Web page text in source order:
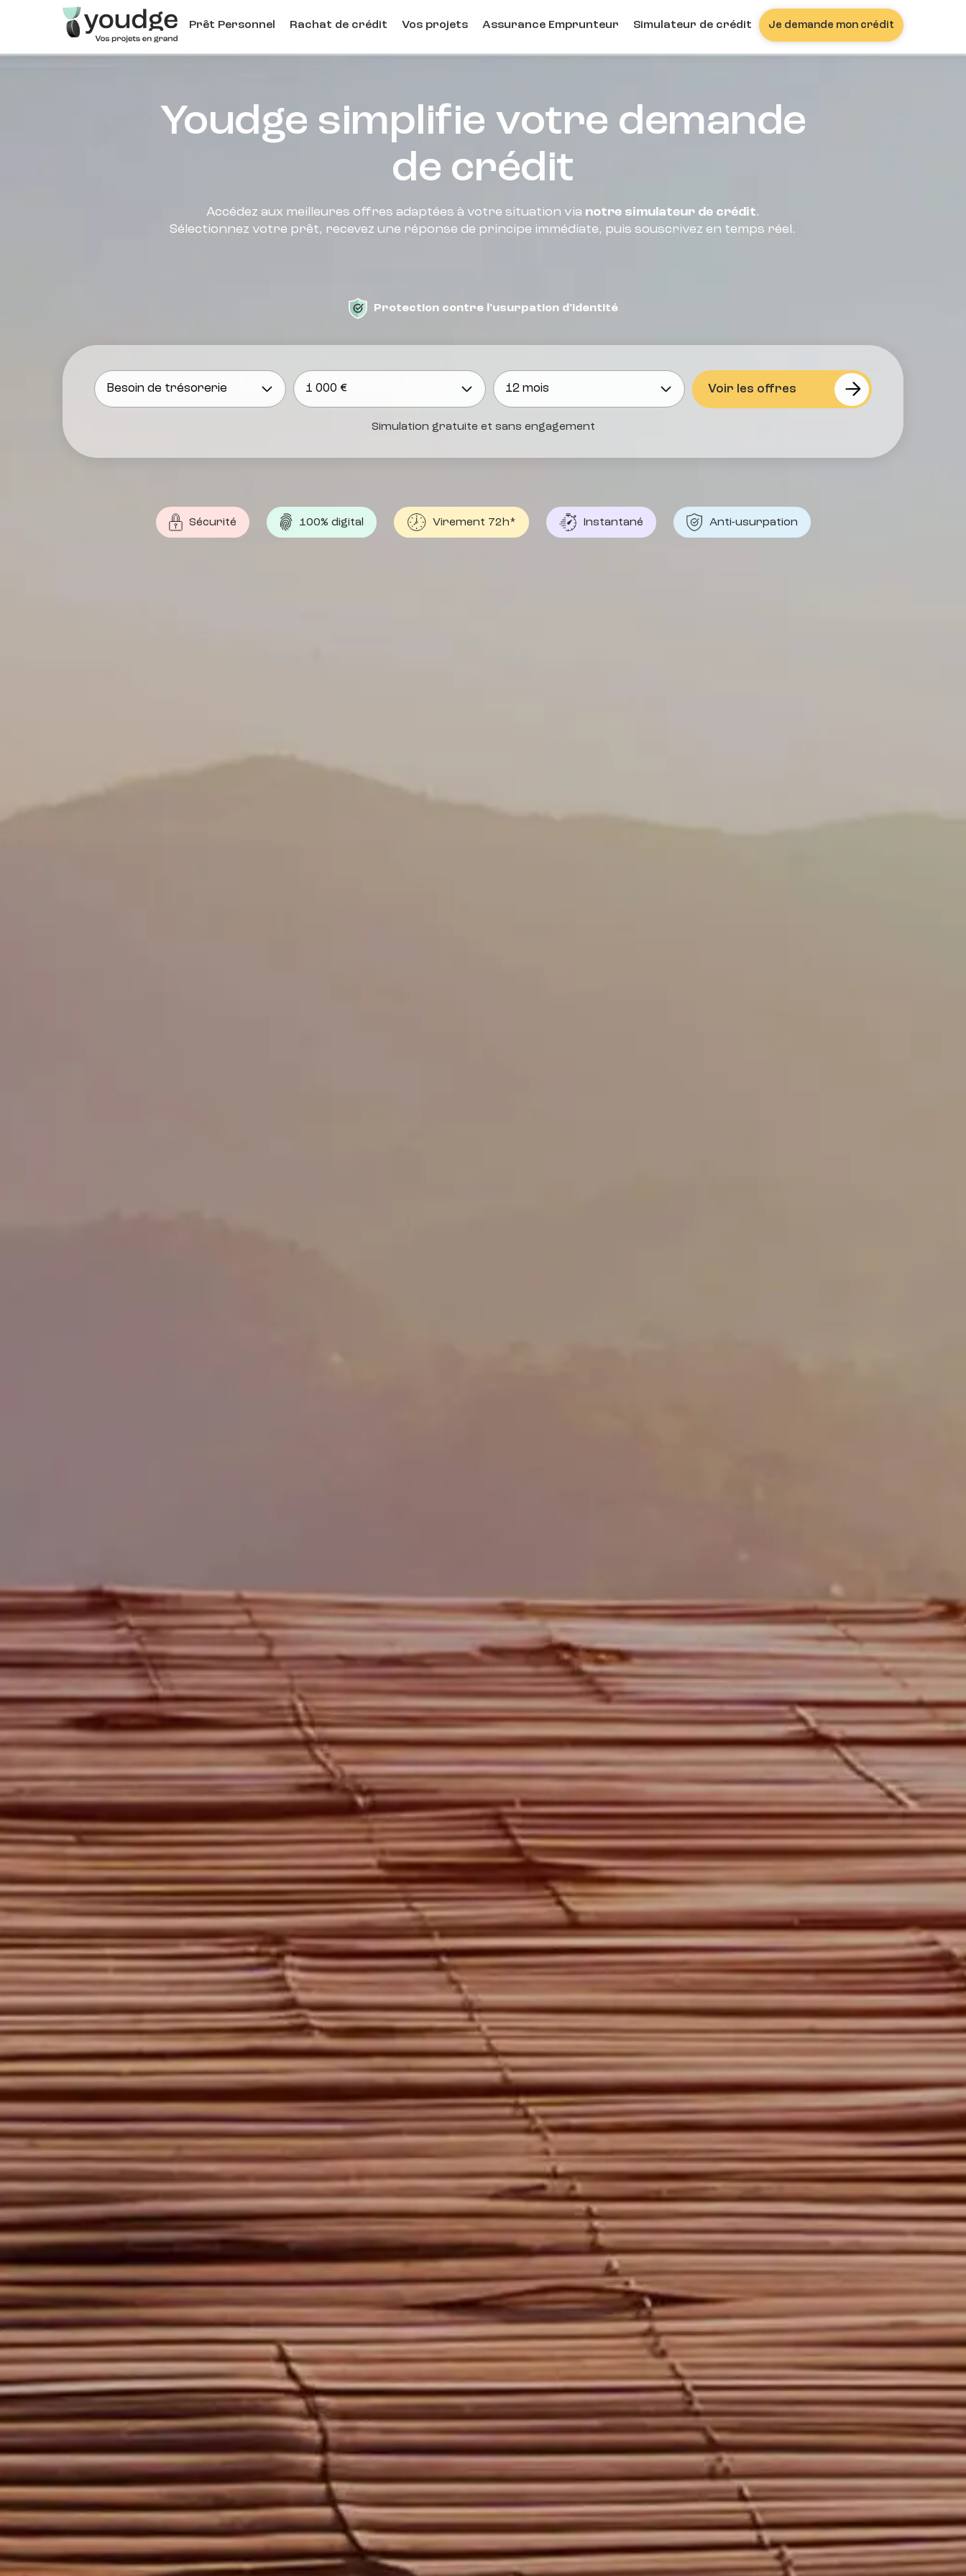
contenu
Prêt Personnel Rachat de crédit Vos projets Assurance Emprunteur Simulateur de crédit Je demande mon crédit
Youdge simplifie votre demande
de crédit
Accédez aux meilleures offres adaptées à votre situation via notre simulateur de crédit.
Sélectionnez votre prêt, recevez une réponse de principe immédiate, puis souscrivez en temps réel.
Protection contre l'usurpation d'identité
Simulation gratuite et sans engagement
Sécurité 100% digital Virement 72h* Instantané Anti-usurpation